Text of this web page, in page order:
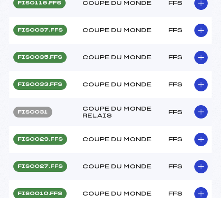
FIS0116.FFS COUPE DU MONDE FFS
FIS0037.FFS COUPE DU MONDE FFS
FIS0035.FFS COUPE DU MONDE FFS
FIS0033.FFS COUPE DU MONDE FFS
FIS0031
COUPE DU MONDE
RELAIS
FFS
FIS0029.FFS COUPE DU MONDE FFS
FIS0027.FFS COUPE DU MONDE FFS
FIS0010.FFS COUPE DU MONDE FFS